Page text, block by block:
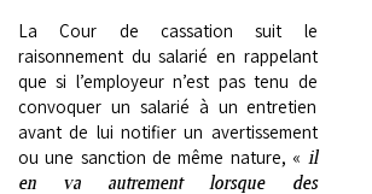
La Cour de cassation suit le
raisonnement du salarié en rappelant
que si l’employeur n’est pas tenu de
convoquer un salarié à un entretien
avant de lui notifier un avertissement
ou une sanction de même nature, « il
en va autrement lorsque des